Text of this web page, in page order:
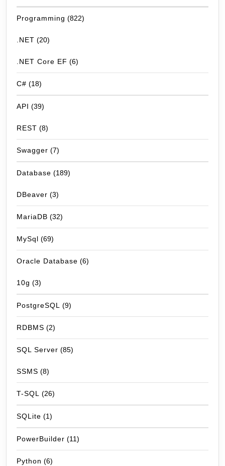
Programming (822)
.NET (20)
.NET Core EF (6)
C# (18)
API (39)
REST (8)
Swagger (7)
Database (189)
DBeaver (3)
MariaDB (32)
MySql (69)
Oracle Database (6)
10g (3)
PostgreSQL (9)
RDBMS (2)
SQL Server (85)
SSMS (8)
T-SQL (26)
SQLite (1)
PowerBuilder (11)
Python (6)